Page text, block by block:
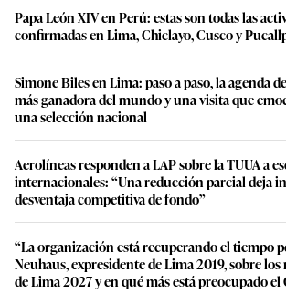
Papa León XIV en Perú: estas son todas las
confirmadas en Lima, Chiclayo, Cusco y
Simone Biles en Lima: paso a paso, la agenda
más ganadora del mundo y una visita que
una selección nacional
Aerolíneas responden a LAP sobre la TUUA a
internacionales: “Una reducción parcial deja
desventaja competitiva de fondo”
“La organización está recuperando el tiempo
Neuhaus, expresidente de Lima 2019, sobre
de Lima 2027 y en qué más está preocupado